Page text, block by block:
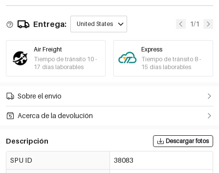
Entrega: United States 1/1
Air Freight
Tiempo de tránsito 10 -
17 días laborables
Express
Tiempo de tránsito 8 -
15 días laborables
Sobre el envío
Acerca de la devolución
Descripción Descargar fotos
SPU ID 38083